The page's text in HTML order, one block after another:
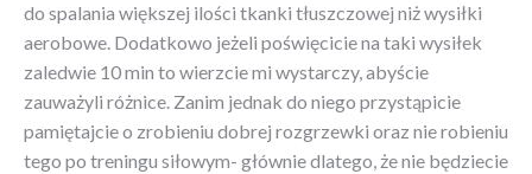
do spalania większej ilości tkanki tłuszczowej niż wysiłki
aerobowe. Dodatkowo jeżeli poświęcicie na taki wysiłek
zaledwie 10 min to wierzcie mi wystarczy, abyście
zauważyli różnice. Zanim jednak do niego przystąpicie
pamiętajcie o zrobieniu dobrej rozgrzewki oraz nie robieniu
tego po treningu siłowym- głównie dlatego, że nie będziecie